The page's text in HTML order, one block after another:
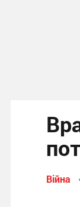
Війна